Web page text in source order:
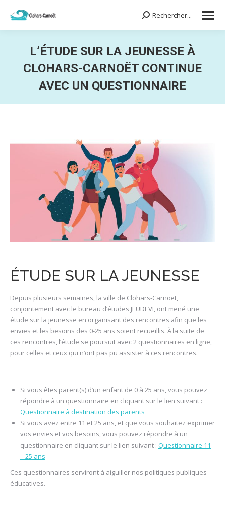
Search:Rechercher...
L’ÉTUDE SUR LA JEUNESSE À
CLOHARS-CARNOËT CONTINUE
AVEC UN QUESTIONNAIRE
ÉTUDE SUR LA JEUNESSE
Depuis plusieurs semaines, la ville de Clohars-Carnoët,
conjointement avec le bureau d’études JEUDEVI, ont mené une
étude sur la jeunesse en organisant des rencontres afin que les
envies et les besoins des 0-25 ans soient recueillis. À la suite de
ces rencontres, l’étude se poursuit avec 2 questionnaires en ligne,
pour celles et ceux qui n’ont pas pu assister à ces rencontres.
Si vous êtes parent(s) d’un enfant de 0 à 25 ans, vous pouvez
répondre à un questionnaire en cliquant sur le lien suivant :
Questionnaire à destination des parents
Si vous avez entre 11 et 25 ans, et que vous souhaitez exprimer
vos envies et vos besoins, vous pouvez répondre à un
questionnaire en cliquant sur le lien suivant : Questionnaire 11
– 25 ans
Ces questionnaires serviront à aiguiller nos politiques publiques
éducatives.